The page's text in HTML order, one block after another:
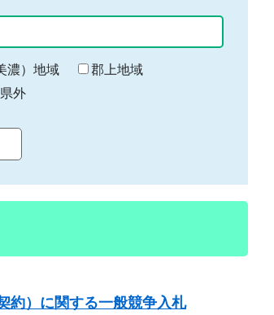
濃）地域
郡上地域
県外
約）に関する一般競争入札